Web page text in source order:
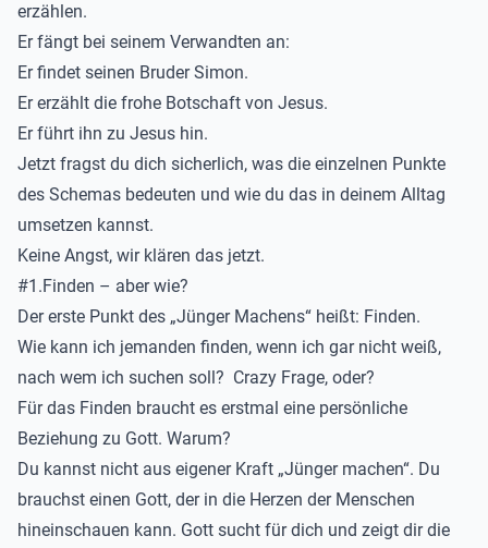
erzählen.
Er fängt bei seinem Verwandten an:
Erfindet seinen Bruder Simon.
Ererzählt die frohe Botschaft von Jesus.
Erführt ihn zu Jesus hin.
Jetzt fragst du dich sicherlich, was die einzelnen Punkte
des Schemas bedeuten und wie du das in deinem Alltag
umsetzen kannst.
Keine Angst, wir klären das jetzt.
#1.Finden – aber wie?
Der erste Punkt des „Jünger Machens“ heißt: Finden.
Wie kann ich jemanden finden, wenn ich gar nicht weiß,
nach wem ich suchen soll? Crazy Frage, oder?
Für das Finden braucht es erstmal eine persönliche
Beziehung zu Gott. Warum?
Du kannst nicht aus eigener Kraft „Jünger machen“. Du
brauchst einen Gott, der in die Herzen der Menschen
hineinschauen kann. Gott sucht für dich und zeigt dir die